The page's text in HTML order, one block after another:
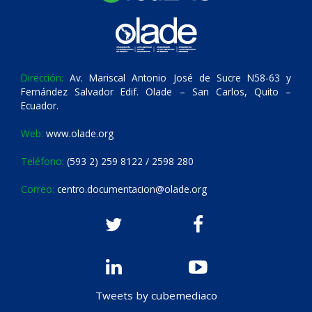
Dirección: Av. Mariscal Antonio José de Sucre N58-63 y
Fernández Salvador Edif. Olade – San Carlos, Quito –
Ecuador.
Web: www.olade.org
Teléfono: (593 2) 259 8122 / 2598 280
Correo: centro.documentacion@olade.org
Tweets by cubemediaco